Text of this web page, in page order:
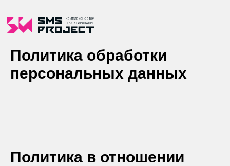
Политика обработки
персональных данных
Политика в отношении